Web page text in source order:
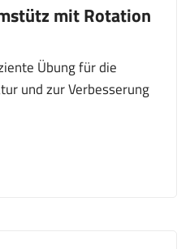
mit Rotation
Übung für die
und zur Verbesserung